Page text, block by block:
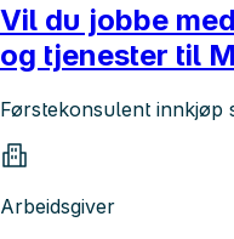
Vil du jobbe
og tjenester til
Førstekonsulent innkjøp
Arbeidsgiver